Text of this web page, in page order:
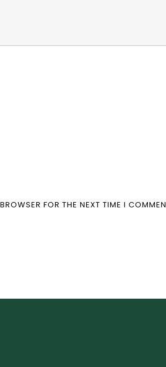
FOR THE NEXT TIME I